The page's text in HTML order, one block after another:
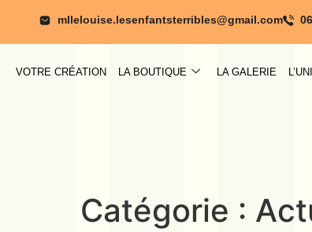
mllelouise.lesenfantsterribles@gmail.com
VOTRE CRÉATION LA BOUTIQUE LA GALERIE
Catégorie :